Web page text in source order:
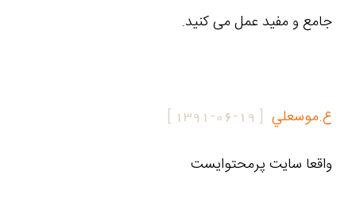
جامع و مفید عمل می کنید.
ع.موسعلي [
1391-06-19
]
واقعا سايت پرمحتوايست